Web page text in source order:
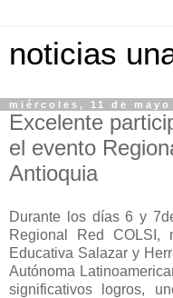
noticias
miércoles, 11 de mayo
Excelente
el evento
Antioquia
Durante los días 6 y
Regional Red COLSI,
Educativa Salazar y
Autónoma
significativos logros,